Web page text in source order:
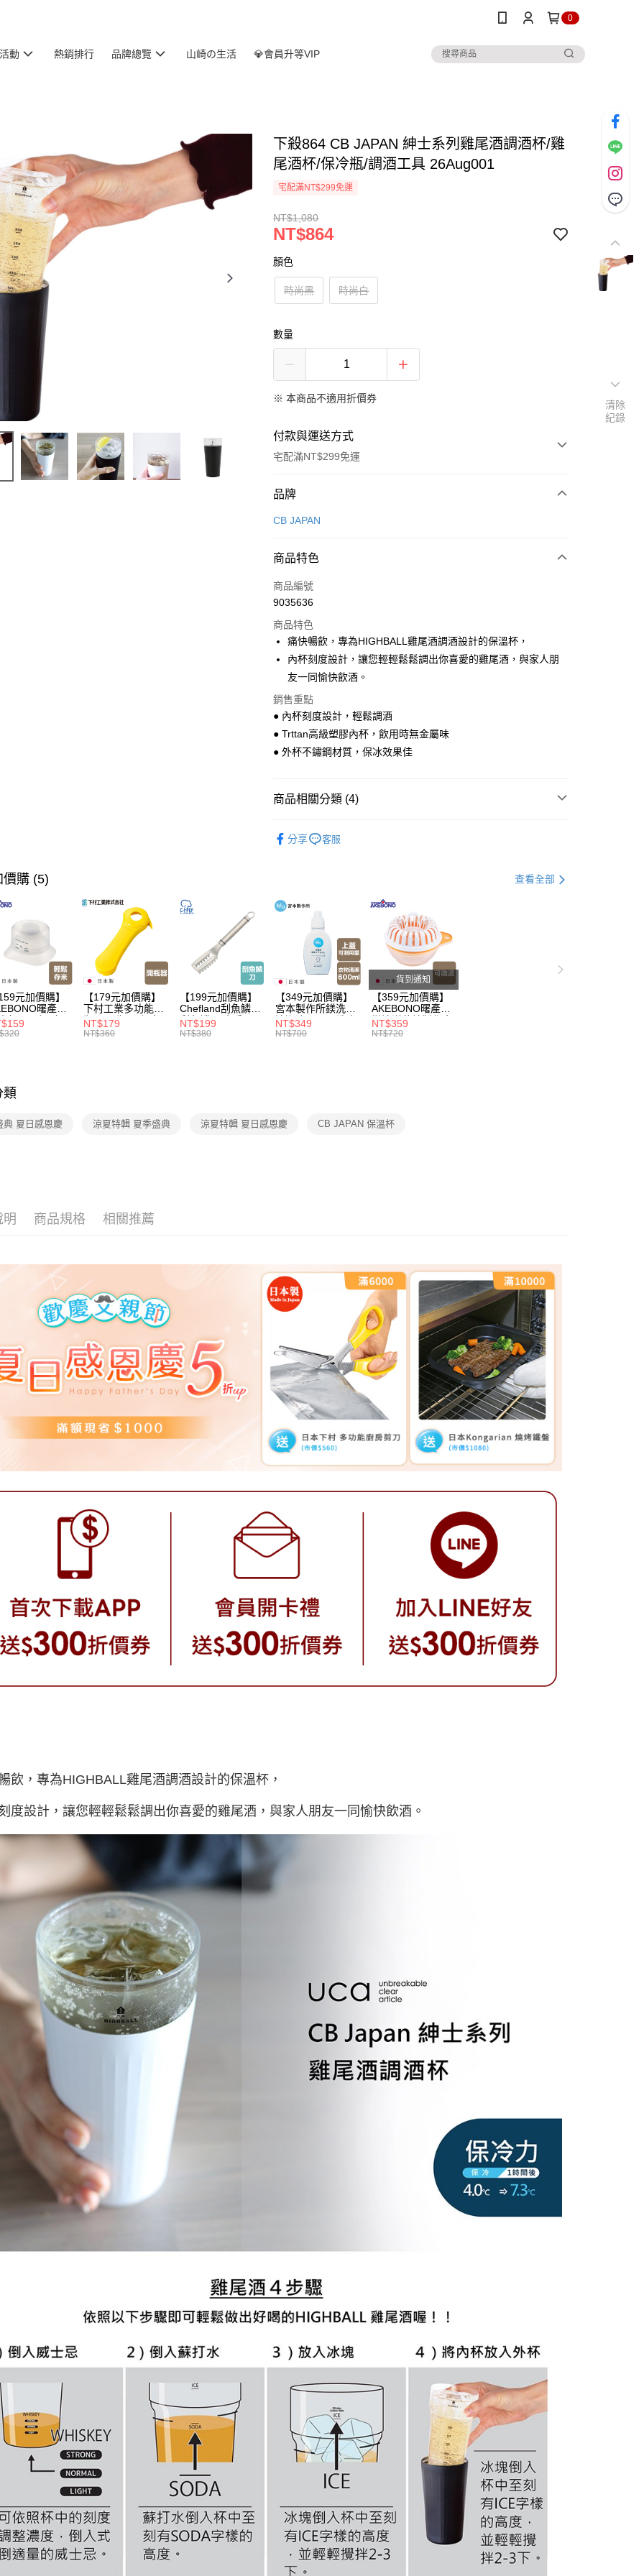
0
動 熱銷排行 品牌總覽 山崎の生活 💎會員升等VIP
下殺864 CB JAPAN 紳士系列雞尾酒調酒杯/雞
尾酒杯/保冷瓶/調酒工具 26Aug001
宅配滿NT$299免運
NT$1,080
NT$864
顏色
時尚黑 時尚白
數量
※ 本商品不適用折價券
付款與運送方式
宅配滿NT$299免運
付款方式
信用卡一次付款
Apple Pay
悠遊付
Google Pay
全盈+PAY
大哥付你分期
相關說明
【大哥付你分期使用說明】
1.本服務由台灣大哥大提供，台灣大哥大用戶可立即使用無須另外申請。
3.實際核准額度、可分期數及費用金額請依後續交易確認頁面所載為準。
無法說明評估內容。
帳／街口支付／iPASS MONEY」等通路繳費。
【注意事項】
1.本服務係由「台灣大哥大股份有限公司」（以下簡稱本公司）所提供，讓
用戶於交易時，得透過本服務購買商品或服務，並由商店將買賣／分期付
款買賣價金債權讓與本公司後，依約使用本公司帳單繳交帳款。
2.基於同意付款使用「大哥付你分期」之契約關係目的，商店將以您的個人
資料（包含姓名、電話或地址）提供予台灣大哥大進項蒐集、處理及利
用，由本公司與您本人進行分期帳單所需資料之確認、核對及更正。
3.完整用戶服務條款，請詳閱以下連結：
ATM付款
運送方式
每筆NT$100，滿NT$499(含以上)免運費
7-11取貨付款
每筆NT$100，滿NT$499(含以上)免運費
付款後7-11取貨
每筆NT$100，滿NT$499(含以上)免運費
宅配【父親節大回饋】限時$299免運
每筆NT$150，滿NT$299(含以上)免運費
品牌
CB JAPAN
商品特色
商品編號
9035636
商品特色
痛快暢飲，專為HIGHBALL雞尾酒調酒設計的保溫杯，
內杯刻度設計，讓您輕輕鬆鬆調出你喜愛的雞尾酒，與家人朋
友一同愉快飲酒。
銷售重點
● 內杯刻度設計，輕鬆調酒
● Trttan高級塑膠內杯，飲用時無金屬味
● 外杯不鏽鋼材質，保冰效果佳
商品相關分類 (4)
▶【限時加價購$159up】官網獨
旅行·戶外用品
分享 客服
價購 (5) 查看全部
元加價購】
曙產業
杯漏斗組(白)/
杯/米桶/量米
【179元加價購】
下村工業多功能開
瓶器/開瓶器/餐廚
用品/料理道具/任
NT$179
NT$360
【199元加價購】
Chefland刮魚鱗刀/
刮魚鱗器/廚房用
品/料理道具/任二
NT$199
NT$380
【349元加價購】
宮本製作所鎂洗衣
清潔液600ml/洗衣
精/洗衣鎂/洗衣用
NT$349
NT$700
貨到通知
【359元加價購】
AKEBONO曙產業
微波洋芋片製作盒/
料理盒/健康零食/
NT$359
NT$720
類
典 夏日感恩慶 涼夏特輯 夏季盛典 涼夏特輯 夏日感恩慶 CB JAPAN 保溫杯
明 商品規格 相關推薦
飲，專為HIGHBALL雞尾酒調酒設計的保溫杯，
度設計，讓您輕輕鬆鬆調出你喜愛的雞尾酒，與家人朋友一同愉快飲酒。
清除
紀錄